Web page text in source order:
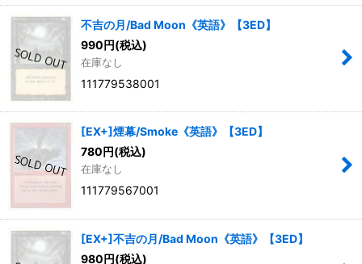
不吉の月/Bad Moon《英語》【3ED】
990円(税込)
在庫なし
111779538001
[EX+]煙幕/Smoke《英語》【3ED】
780円(税込)
在庫なし
111779567001
[EX+]不吉の月/Bad Moon《英語》【3ED】
980円(税込)